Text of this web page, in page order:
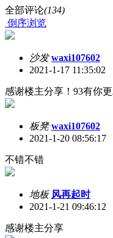
全部评论(134)
倒序浏览
沙发 waxi107602
2021-1-17 11:35:02
感谢楼主分享！93有你更
板凳 waxi107602
2021-1-20 08:56:17
不错不错
地板 风再起时
2021-1-21 09:46:12
感谢楼主分享